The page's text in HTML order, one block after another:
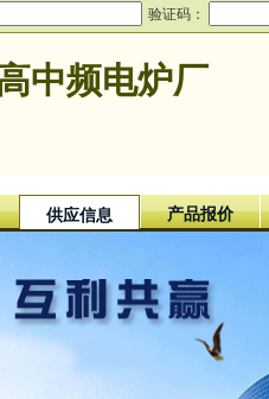
验证码：
中频电炉厂
供应信息 产品报价